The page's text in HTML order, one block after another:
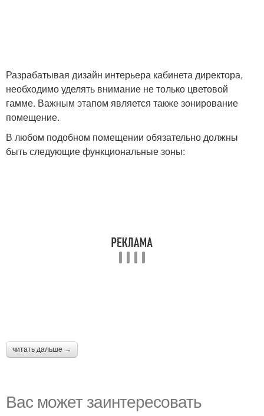
Разрабатывая дизайн интерьера кабинета директора,
необходимо уделять внимание не только цветовой
гамме. Важным этапом является также зонирование
помещение.
В любом подобном помещении обязательно должны
быть следующие функциональные зоны:
читать дальше →
Вас может заинтересовать